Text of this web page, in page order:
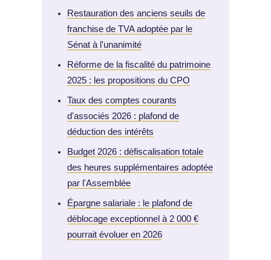
Restauration des anciens seuils de
franchise de TVA adoptée par le
Sénat à l'unanimité
Réforme de la fiscalité du patrimoine
2025 : les propositions du CPO
Taux des comptes courants
d'associés 2026 : plafond de
déduction des intérêts
Budget 2026 : défiscalisation totale
des heures supplémentaires adoptée
par l'Assemblée
Épargne salariale : le plafond de
déblocage exceptionnel à 2 000 €
pourrait évoluer en 2026